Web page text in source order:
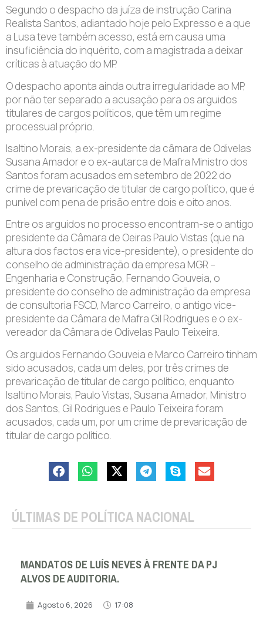
Segundo o despacho da juíza de instrução Carina
Realista Santos, adiantado hoje pelo Expresso e a que
a Lusa teve também acesso, está em causa uma
insuficiência do inquérito, com a magistrada a deixar
críticas à atuação do MP.
O despacho aponta ainda outra irregularidade ao MP,
por não ter separado a acusação para os arguidos
titulares de cargos políticos, que têm um regime
processual próprio.
Isaltino Morais, a ex-presidente da câmara de Odivelas
Susana Amador e o ex-autarca de Mafra Ministro dos
Santos foram acusados em setembro de 2022 do
crime de prevaricação de titular de cargo político, que é
punível com pena de prisão entre dois e oito anos.
Entre os arguidos no processo encontram-se o antigo
presidente da Câmara de Oeiras Paulo Vistas (que na
altura dos factos era vice-presidente), o presidente do
conselho de administração da empresa MGR –
Engenharia e Construção, Fernando Gouveia, o
presidente do conselho de administração da empresa
de consultoria FSCD, Marco Carreiro, o antigo vice-
presidente da Câmara de Mafra Gil Rodrigues e o ex-
vereador da Câmara de Odivelas Paulo Teixeira.
Os arguidos Fernando Gouveia e Marco Carreiro tinham
sido acusados, cada um deles, por três crimes de
prevaricação de titular de cargo político, enquanto
Isaltino Morais, Paulo Vistas, Susana Amador, Ministro
dos Santos, Gil Rodrigues e Paulo Teixeira foram
acusados, cada um, por um crime de prevaricação de
titular de cargo político.
ÚLTIMAS DE POLÍTICA NACIONAL
MANDATOS DE LUÍS NEVES À FRENTE DA PJ
ALVOS DE AUDITORIA.
Agosto 6, 2026 17:08